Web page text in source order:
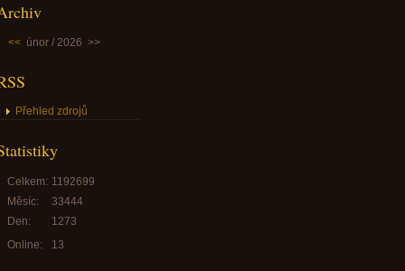
<< únor / 2026 >>
Přehled zdrojů
Online: 13
Celkem: 1192699
Měsíc:
33444
Den:
1273